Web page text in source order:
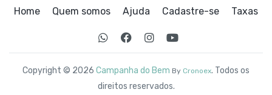
Home Quem somos Ajuda Cadastre-se Taxas
Copyright © 2026 Campanha do Bem By Cronoex. Todos os
direitos reservados.